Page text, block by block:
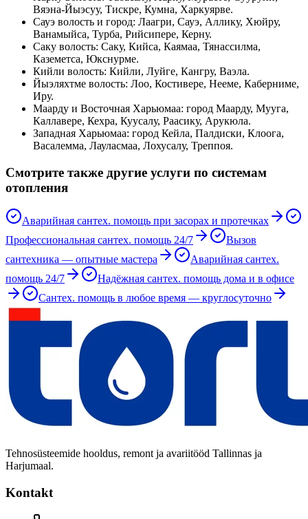
Вяэна-Йыэсуу, Тискре, Кумна, Харкуярве.
Сауэ волость и город: Лаагри, Сауэ, Аллику, Хюйру,
Ванамыйса, Турба, Рийсипере, Керну.
Саку волость: Саку, Кийса, Каямаа, Тянассилма,
Каземетса, Юкснурме.
Кийли волость: Кийли, Луйге, Кангру, Ваэла.
Йыэляхтме волость: Лоо, Костивере, Нееме, Каберниме,
Иру.
Маарду и Восточная Харьюмаа: город Маарду, Муугa,
Каллавере, Кехра, Куусалу, Раасику, Арукюла.
Западная Харьюмаа: город Кейла, Палдиски, Клоога,
Васалемма, Лауласмаа, Лохусалу, Треппоя.
Смотрите также другие услуги по системам
отопления
Аварийная сантех. помощь при засорах и протечках
Профессиональная сантех. помощь 24/7
Вызов
сантехника — опытные мастера
Аварийная сантех.
помощь 24/7
Надёжная сантех. помощь дома и в офисе
Сантех. помощь в любое время — круглосуточно
Tehnosüsteemide hooldus, remont ja avariitööd Tallinnas ja
Harjumaal.
Kontakt